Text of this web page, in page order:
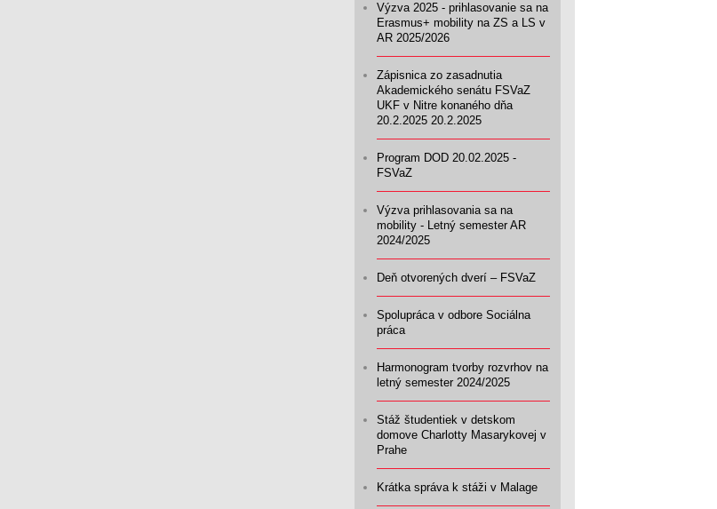
Výzva 2025 - prihlasovanie sa na
Erasmus+ mobility na ZS a LS v
AR 2025/2026
Zápisnica zo zasadnutia
Akademického senátu FSVaZ
UKF v Nitre konaného dňa
20.2.2025 20.2.2025
Program DOD 20.02.2025 -
FSVaZ
Výzva prihlasovania sa na
mobility - Letný semester AR
2024/2025
Deň otvorených dverí – FSVaZ
Spolupráca v odbore Sociálna
práca
Harmonogram tvorby rozvrhov na
letný semester 2024/2025
Stáž študentiek v detskom
domove Charlotty Masarykovej v
Prahe
Krátka správa k stáži v Malage